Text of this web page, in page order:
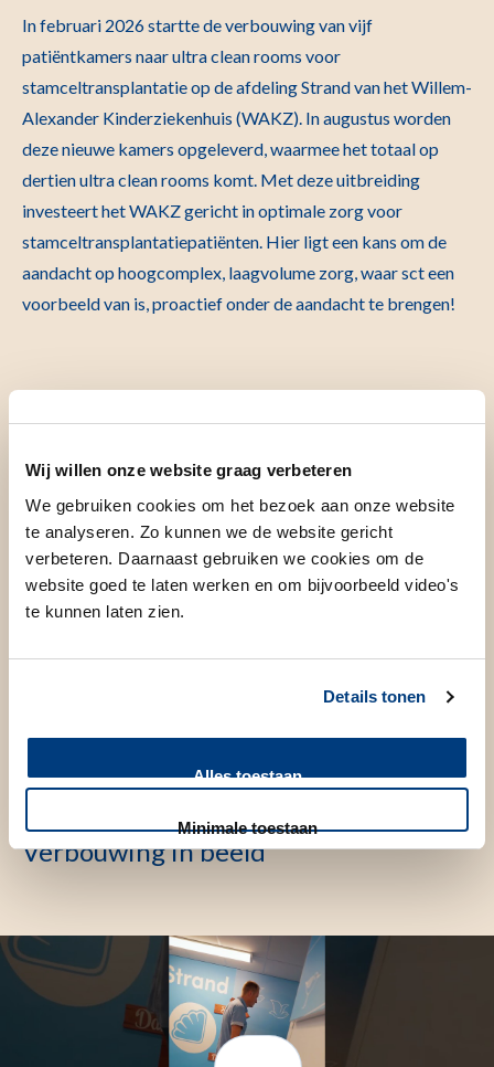
Wij willen onze website graag verbeteren
We gebruiken cookies om het bezoek aan onze website
te analyseren. Zo kunnen we de website gericht
verbeteren. Daarnaast gebruiken we cookies om de
website goed te laten werken en om bijvoorbeeld video's
te kunnen laten zien.
Details tonen
Alles toestaan
Minimale toestaan
In februari 2026 startte de verbouwing van vijf
patiëntkamers naar ultra clean rooms voor
stamceltransplantatie op de afdeling Strand van het Willem-
Alexander Kinderziekenhuis (WAKZ). In augustus worden
deze nieuwe kamers opgeleverd, waarmee het totaal op
dertien ultra clean rooms komt. Met deze uitbreiding
investeert het WAKZ gericht in optimale zorg voor
stamceltransplantatiepatiënten. Hier ligt een kans om de
aandacht op hoogcomplex, laagvolume zorg, waarscteen
voorbeeld van is,proactiefonder de aandacht te brengen!
De uitbreiding van ultra clean rooms is een belangrijke stap
voor het WAKZ. De groei staat symbool voor veel meer dan
extra capaciteit: het maakt de ambitie van het WAKZ als
expert in stamceltransplantatie en gentherapie zichtbaar en
Verbouwing in beeld